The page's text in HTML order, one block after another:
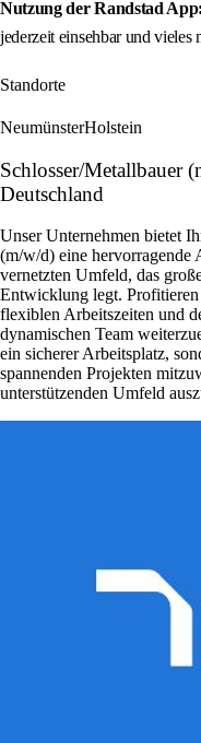
Nutzung der Randstad App:
jederzeit einsehbar und vieles
Standorte
NeumünsterHolstein
Schlosser/Metallbauer
Deutschland
Unser Unternehmen bietet
(m/w/d) eine hervorragende
vernetzten Umfeld, das
Entwicklung legt.
flexiblen Arbeitszeiten und
dynamischen Team
ein sicherer Arbeitsplatz,
spannenden Projekten
unterstützenden Umfeld